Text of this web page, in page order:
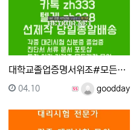
대학교졸업증명서위조#모든성적표위조⭐면허증대리시험 톡상담…
등록자 goodday
등록일
04.10